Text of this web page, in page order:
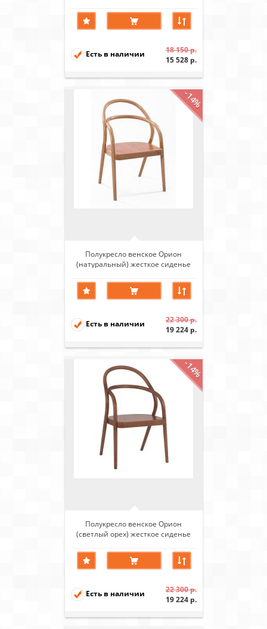
Есть в наличии
18 150 р.
15 528 р.
-14%
Полукресло венское Орион
(натуральный) жесткое сиденье
Есть в наличии
22 300 р.
19 224 р.
-14%
Полукресло венское Орион
(светлый орех) жесткое сиденье
Есть в наличии
22 300 р.
19 224 р.